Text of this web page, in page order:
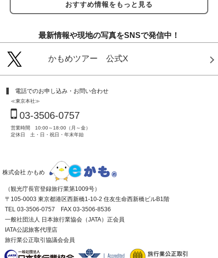
おすすめ情報をもっと見る
最新情報や現地の写真をSNSで発信中！
かもめツアー 公式X
電話でのお申し込み・お問い合わせ
≪東京本社≫
03-3506-0757
営業時間 10:00～18:00（月～金）
定休日 土・日・祝日・年末年始
株式会社 かもめ
（観光庁長官登録旅行業第1009号）
〒105-0003 東京都港区西新橋1-10-2 住友生命西新橋ビルB1階
TEL 03-3506-0757 FAX 03-3506-8536
一般社団法人 日本旅行業協会（JATA）正会員
IATA公認旅客代理店
旅行業公正取引協議会会員